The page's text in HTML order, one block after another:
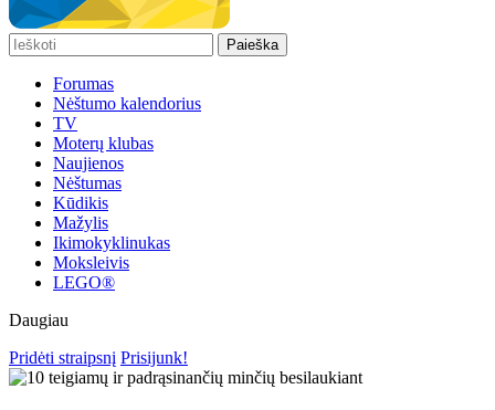
Paieška
Forumas
Nėštumo kalendorius
TV
Moterų klubas
Naujienos
Nėštumas
Kūdikis
Mažylis
Ikimokyklinukas
Moksleivis
LEGO®
Daugiau
Pridėti straipsnį Prisijunk!